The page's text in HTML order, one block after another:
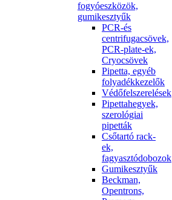
fogyóeszközök,
gumikesztyűk
PCR-és
centrifugacsövek,
PCR-plate-ek,
Cryocsövek
Pipetta, egyéb
folyadékkezelők
Védőfelszerelések
Pipettahegyek,
szerológiai
pipetták
Csőtartó rack-
ek,
fagyasztódobozok
Gumikesztyűk
Beckman,
Opentrons,